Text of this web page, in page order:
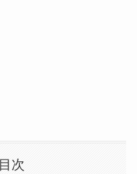
目次